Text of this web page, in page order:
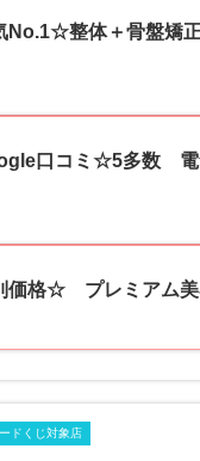
気No.1☆整体＋骨盤
口コミ☆5多数
価格☆ プレミアム
ドくじ対象店